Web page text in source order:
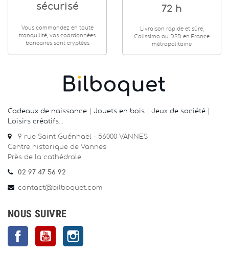
sécurisé
Vous commandez en toute
tranquilité, vos coordonnées
bancaires sont cryptées
72 h
Livraison rapide et sûre,
Colissimo ou DPD en France
métropolitaine
Cadeaux de naissance Jouets en bois Jeux de société
Loisirs créatifs…
9 rue Saint Guénhaël - 56000 VANNES
Centre historique de Vannes
Près de la cathédrale
02 97 47 56 92
contact@bilboquet.com
NOUS SUIVRE
FacebookYouTube